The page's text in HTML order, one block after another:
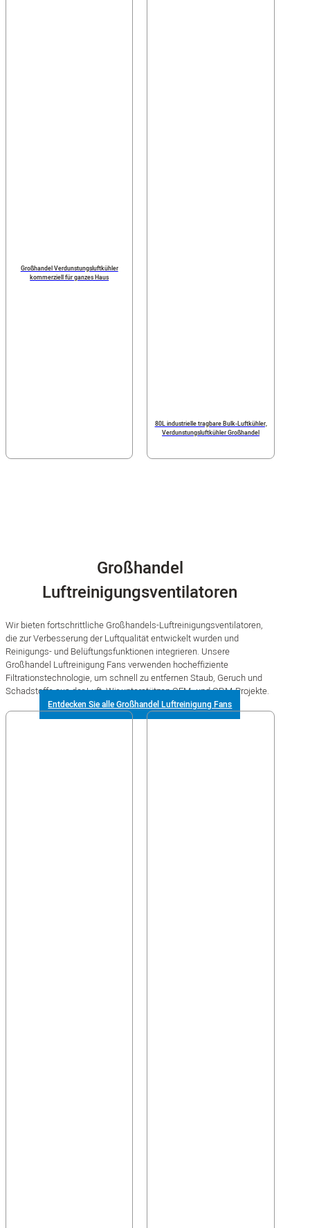
Großhandel Verdunstungsluftkühler
kommerziell für ganzes Haus
80L industrielle tragbare Bulk-Luftkühler,
Verdunstungsluftkühler Großhandel
Großhandel
Luftreinigungsventilatoren
Wir bieten fortschrittliche Großhandels-Luftreinigungsventilatoren,
die zur Verbesserung der Luftqualität entwickelt wurden und
Reinigungs- und Belüftungsfunktionen integrieren. Unsere
Großhandel Luftreinigung Fans verwenden hocheffiziente
Filtrationstechnologie, um schnell zu entfernen Staub, Geruch und
Schadstoffe aus der Luft. Wir unterstützen OEM- und ODM-Projekte.
Entdecken Sie alle Großhandel Luftreinigung Fans